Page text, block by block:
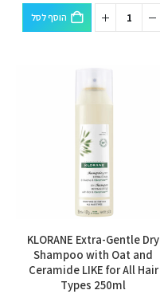
הוסף לסל
KLORANE Extra-Gentle Dry
Shampoo with Oat and
Ceramide LIKE for All Hair
Types 250ml